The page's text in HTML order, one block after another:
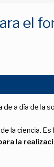
el
de a día de
ciencia. Es
la